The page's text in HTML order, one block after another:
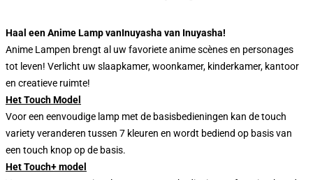
Haal een Anime Lamp vanInuyasha van Inuyasha!
Anime Lampen brengt al uw favoriete anime scènes en personages
tot leven! Verlicht uw slaapkamer, woonkamer, kinderkamer, kantoor
en creatieve ruimte!
Het Touch Model
Voor een eenvoudige lamp met de basisbedieningen kan de touch
variety veranderen tussen 7 kleuren en wordt bediend op basis van
een touch knop op de basis.
Het Touch+ model